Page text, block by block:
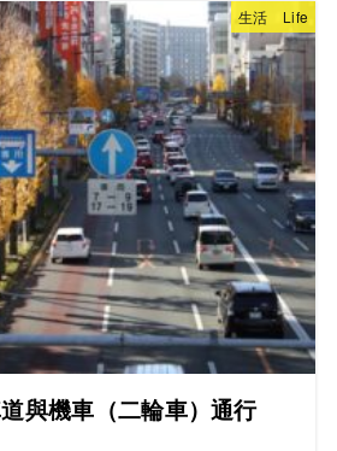
生活 Life
與機車（二輪車）通行